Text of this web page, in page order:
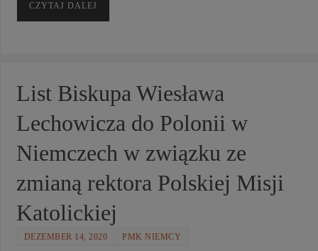
CZYTAJ DALEJ
List Biskupa Wiesława
Lechowicza do Polonii w
Niemczech w związku ze
zmianą rektora Polskiej Misji
Katolickiej
DEZEMBER 14, 2020 PMK NIEMCY